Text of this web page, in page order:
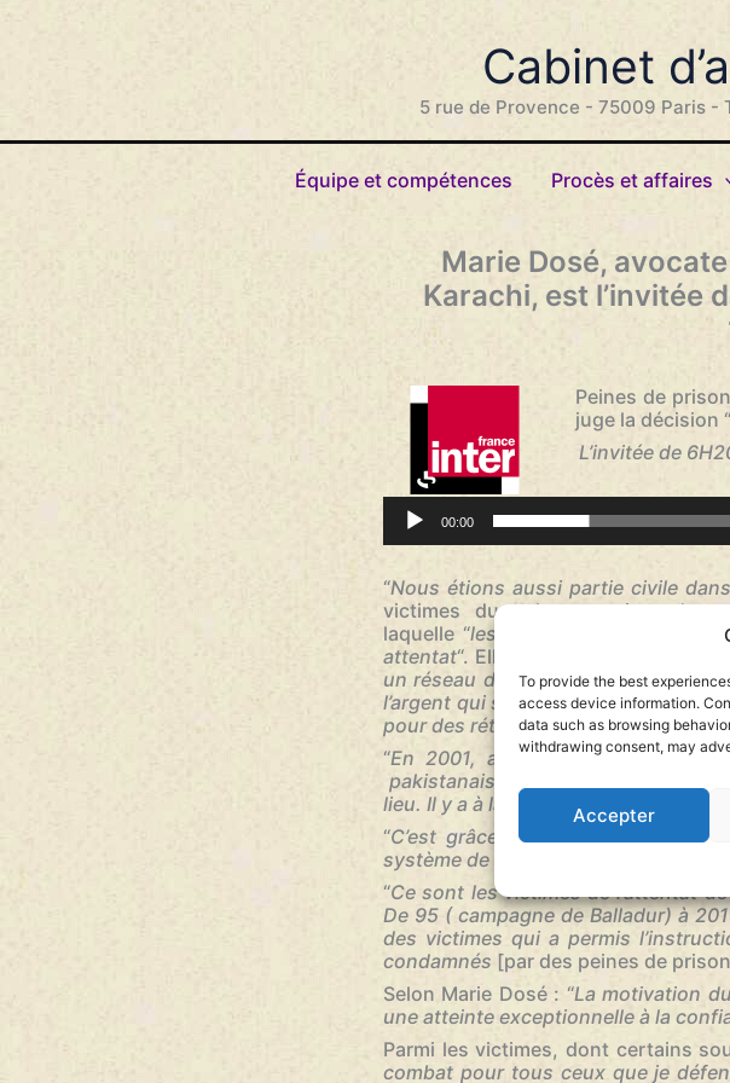
To provide the best
access device information.
data such as browsing
withdrawing consent, may
Accepter
Aller
Cabinet
5 rue de Provence - 75009 Paris -
Équipe et compétences Procès et affaires
Marie Dosé,
Karachi, est l’invitée
Peines de
juge la décision
L’invitée de
Lecteur
audio
00:00
“Nous étions aussi partie civile
victimes du volet terroriste de
laquelle “les victimes considèrent
attentat“. Elle explique le mécanisme :
un réseau d’intermediaires sur ces
l’argent qui servaient à financer la
pour des rétrocommissions qui
“En 2001, au Pakistan on coupe
pakistanais qui vont retourner vers
lieu. Il y a à la fois l’histoire et le
“C’est grâce à l’information
système de rétrocommissions
”
“Ce sont les victimes de l’attentat
De 95 ( campagne de Balladur) à
des victimes qui a permis
condamnés [par des peines de
Selon Marie Dosé : “La motivation
une atteinte exceptionnelle à la
Parmi les victimes, dont certains
combat pour tous ceux que je